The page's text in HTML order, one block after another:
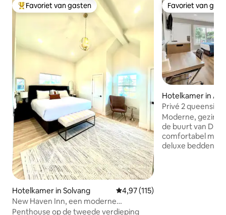
Topfavoriet van gasten
Favoriet van gasten
Hotelkamer in Solvang Gemiddelde beoordeling van
4,97 (115)
New Haven Inn, een moderne
boetiekherberg
Penthouse op de tweede verdieping
Favoriet van
Favoriet van
Hotelkamer in
Privé 2 queensize
boetiekhotel
Moderne,
de buurt van
comfortabel met
deluxe bedden,